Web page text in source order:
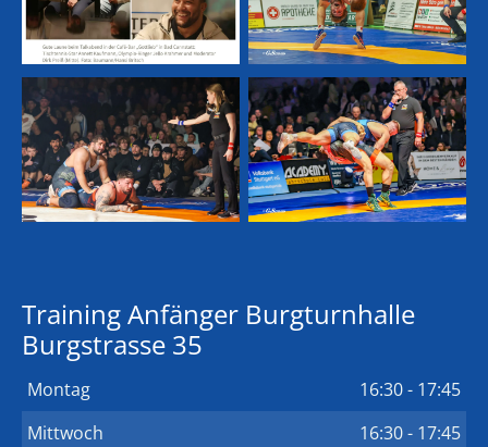
Training Anfänger Burgturnhalle
Burgstrasse 35
Montag
16:30 - 17:45
Mittwoch
16:30 - 17:45